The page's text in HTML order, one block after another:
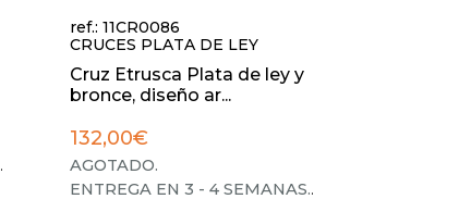
.
ref.: 11CR0086
CRUCES PLATA DE LEY
Cruz Etrusca Plata de ley y
bronce, diseño ar...
132,00€
AGOTADO.
ENTREGA EN 3 - 4 SEMANAS..